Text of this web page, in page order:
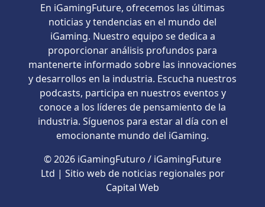
En iGamingFuture, ofrecemos las últimas
noticias y tendencias en el mundo del
iGaming. Nuestro equipo se dedica a
proporcionar análisis profundos para
mantenerte informado sobre las innovaciones
y desarrollos en la industria. Escucha nuestros
podcasts, participa en nuestros eventos y
conoce a los líderes de pensamiento de la
industria. Síguenos para estar al día con el
emocionante mundo del iGaming.
© 2026 iGamingFuturo / iGamingFuture
Ltd | Sitio web de noticias regionales por
Capital Web